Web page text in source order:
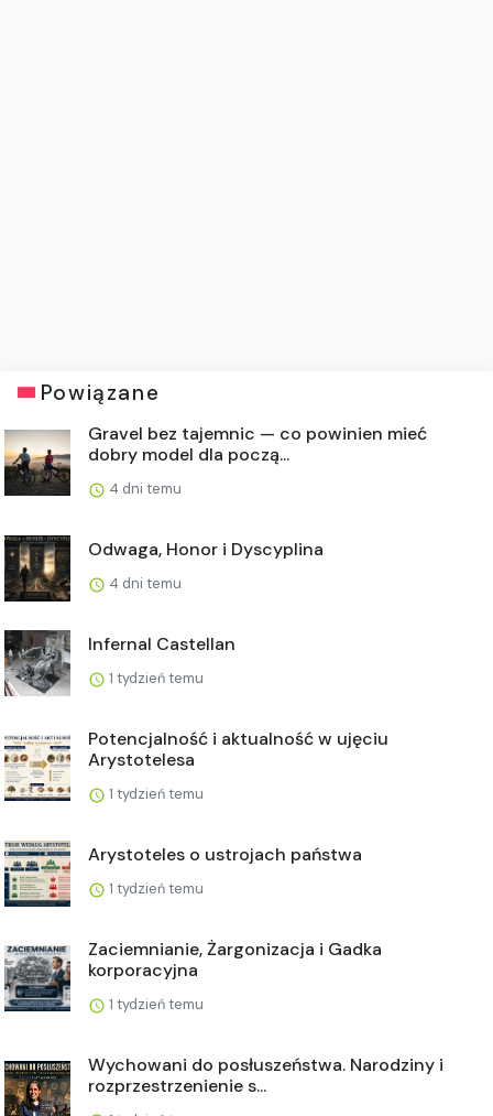
Powiązane
Gravel bez tajemnic — co powinien mieć
dobry model dla począ...
4 dni temu
Odwaga, Honor i Dyscyplina
4 dni temu
Infernal Castellan
1 tydzień temu
Potencjalność i aktualność w ujęciu
Arystotelesa
1 tydzień temu
Arystoteles o ustrojach państwa
1 tydzień temu
Zaciemnianie, Żargonizacja i Gadka
korporacyjna
1 tydzień temu
Wychowani do posłuszeństwa. Narodziny i
rozprzestrzenienie s...